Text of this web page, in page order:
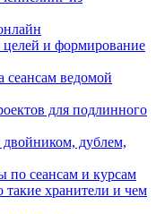
целей и формирование
сеансам ведомой
для подлинного
двойником, дублем,
по сеансам и курсам
хранители и чем